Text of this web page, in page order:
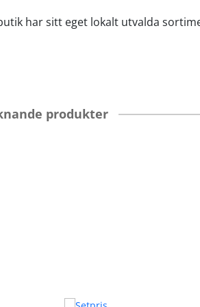
har sitt eget lokalt utvalda
produkter